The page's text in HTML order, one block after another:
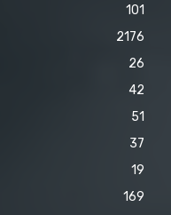
101
2176
26
42
51
37
19
169